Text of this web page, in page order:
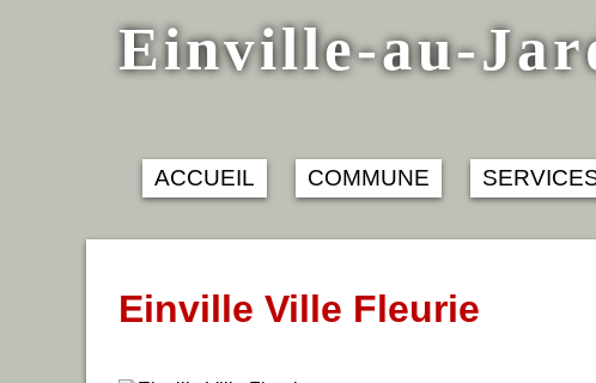
Einville-au-
ACCUEIL COMMUNE
Einville Ville Fleurie